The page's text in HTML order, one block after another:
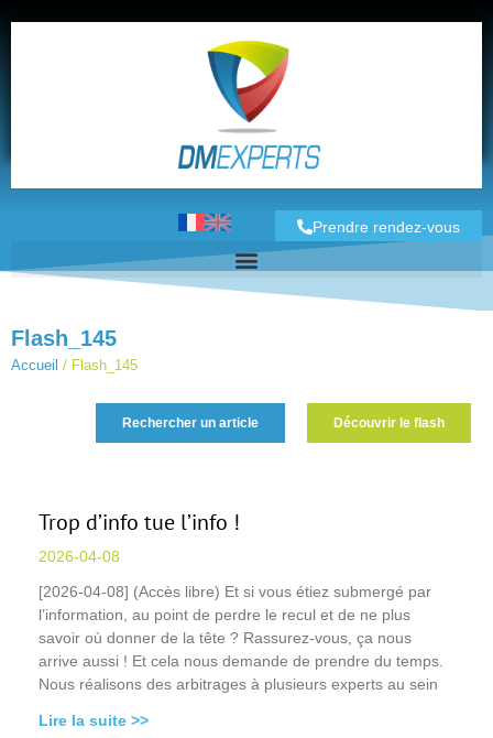
Prendre rendez-vous
Flash_145
Accueil / Flash_145
Rechercher un article Découvrir le flash
Trop d’info tue l’info !
2026-04-08
[2026-04-08] (Accès libre) Et si vous étiez submergé par
l’information, au point de perdre le recul et de ne plus
savoir où donner de la tête ? Rassurez-vous, ça nous
arrive aussi ! Et cela nous demande de prendre du temps.
Nous réalisons des arbitrages à plusieurs experts au sein
Lire la suite >>